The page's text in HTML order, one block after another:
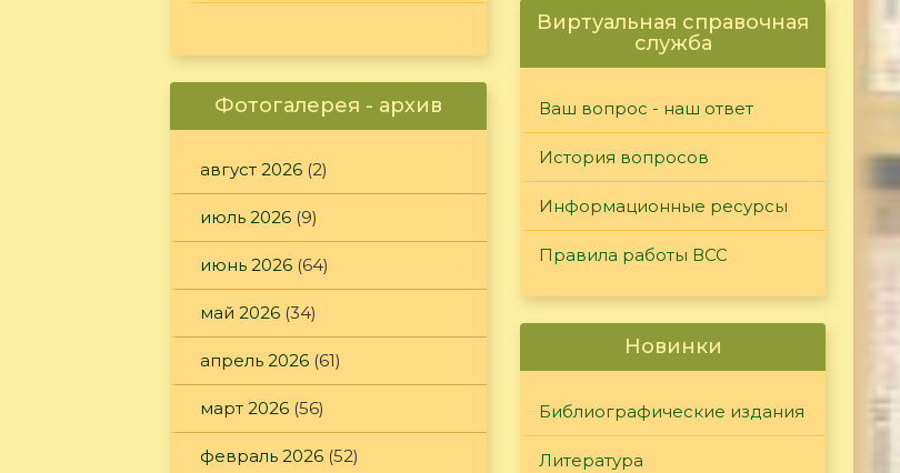
Фотогалерея - архив
август 2026 (2)
июль 2026 (9)
июнь 2026 (64)
май 2026 (34)
апрель 2026 (61)
март 2026 (56)
февраль 2026 (52)
Виртуальная справочная
служба
Ваш вопрос - наш ответ
История вопросов
Информационные ресурсы
Правила работы ВСС
Новинки
Библиографические издания
Литература